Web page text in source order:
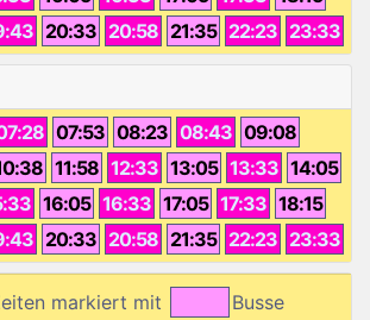
20:33 20:58 21:35 22:23 23:33
07:53 08:23 08:43 09:08
11:58 12:33 13:05 13:33 14:05
16:05 16:33 17:05 17:33 18:15
20:33 20:58 21:35 22:23 23:33
markiert mit
Busse